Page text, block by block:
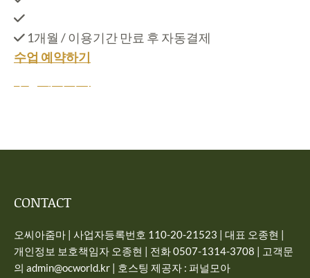
1개월 / 이용기간 만료 후 자동결제
수업 예약하기
CONTACT
오씨아줌마 | 사업자등록번호 110-20-21523 | 대표 오종현 |
개인정보 보호책임자 오종현 | 전화 0507-1314-3708 | 고객문
의 admin@ocworld.kr | 호스팅 제공자 : 퍼널모아